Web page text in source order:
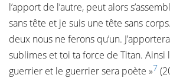
l’apport de l’autre, peut alors
sans tête et je suis une tête sans
deux nous ne ferons qu’un.
sublimes et toi ta force de Titan. Ainsi
guerrier et le guerrier sera poète »7